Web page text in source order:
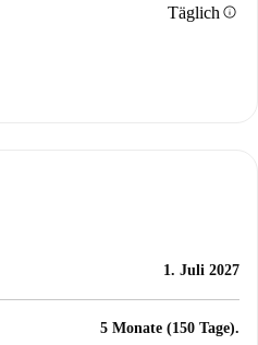
Täglich info
1. Juli 2027
5 Monate (150 Tage).